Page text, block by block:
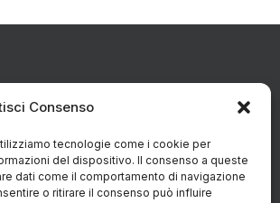
Consenso
tecnologie come i cookie per
del dispositivo. Il consenso a queste
dati come il comportamento di navigazione
o ritirare il consenso può influire